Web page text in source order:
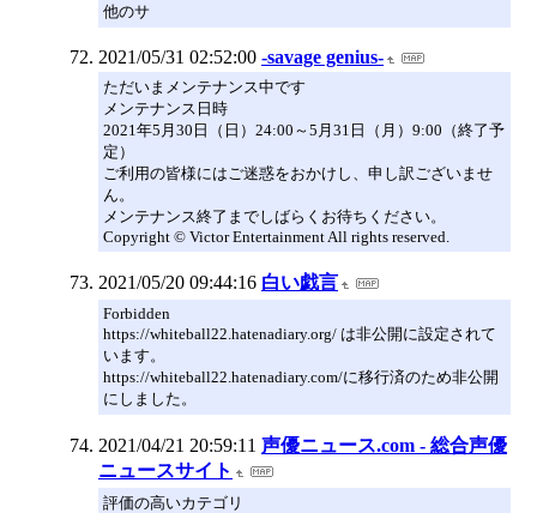
他のサ
2021/05/31 02:52:00 -savage genius-
ただいまメンテナンス中です
メンテナンス日時
2021年5月30日（日）24:00～5月31日（月）9:00（終了予
定）
ご利用の皆様にはご迷惑をおかけし、申し訳ございませ
ん。
メンテナンス終了までしばらくお待ちください。
Copyright © Victor Entertainment All rights reserved.
2021/05/20 09:44:16 白い戯言
Forbidden
https://whiteball22.hatenadiary.org/ は非公開に設定されて
います。
https://whiteball22.hatenadiary.com/に移行済のため非公開
にしました。
2021/04/21 20:59:11 声優ニュース.com - 総合声優
ニュースサイト
評価の高いカテゴリ